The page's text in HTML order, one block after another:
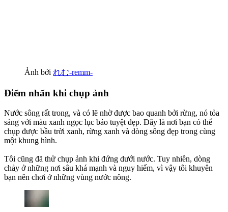
Ảnh bởi れむ-remm-
Điểm nhấn khi chụp ảnh
Nước sông rất trong, và có lẽ nhờ được bao quanh bởi rừng, nó tỏa
sáng với màu xanh ngọc lục bảo tuyệt đẹp. Đây là nơi bạn có thể
chụp được bầu trời xanh, rừng xanh và dòng sông đẹp trong cùng
một khung hình.
Tôi cũng đã thử chụp ảnh khi đứng dưới nước. Tuy nhiên, dòng
chảy ở những nơi sâu khá mạnh và nguy hiểm, vì vậy tôi khuyên
bạn nên chơi ở những vùng nước nông.